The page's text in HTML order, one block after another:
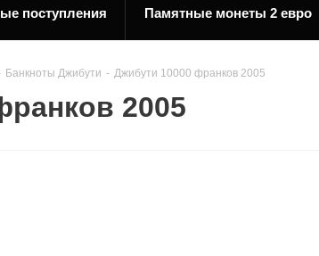
поступления Памятные монеты 2 евро
Банкноты Джибути - Джибути 10000 франков 2005
2005